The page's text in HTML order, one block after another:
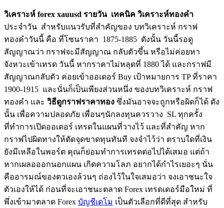
วิเคราะห์ forex xauusd รายวัน เทคนิค วิเคราะห์ทองคำ
ประจำวัน สำหรับแนวรับที่สำคัญของ บทวิเคราะห์ กราฟ
ทองคำวันนี้ คือ ที่โซนราคา 1875-1885 ดังนั้น วันนี้รอดู
สัญญาณว่า กราฟจะมีสัญญาณ กลับตัวขึ้น หรือไม่ค่อยหา
จังหวะเข้าเทรด วันนี้ หากราคาไม่หลุดที่ 1880 ได้ และกราฟมี
สัญญาณกลับตัว ค่อยเข้าออเดอร์ Buy เป้าหมายการ TP ที่ราคา
1900-1915 และนั่นก็เป็นเพียงส่วนหนึ่ง ของบทวิเคราะห์ กราฟ
ทองคำ และ วิธีดูกราฟราคาทอง ซึ่งมันอาจจะถูกหรือผิดก็ได้ ดัง
นั้น เพื่อความปลอดภัย เพื่อนๆนักลงทุนควรวาง SL ทุกครั้ง
ที่ทำการเปิดออเดอร์ เทรดในแผนที่วางไว้ และที่สำคัญ หาก
กราฟไปผิดทางให้ตัดจุดขาดทุนทันที จงจำไว้ว่า ตราบใดที่เงิน
ยังมีเหลือในพอร์ต คุณก็ย่อมทำการเทรดต่อไปได้เสมอ แต่ถ้า
หากเผลอออกนอกแผน เกิดความโลภ อยากได้กำไรเยอะๆ นั่น
คืออารมณ์ของตวเองล้วนๆ ถ่องไว้ในใจเสมอว่า จงเอาชนะใจ
ตัวเองให้ได้ ก่อนที่จะเอาชนะตลาด Forex เทรดเดอร์มือใหม่ ที่
พึ่งเข้ามาตลาด Forex บัญชีเดโม เป็นตัวเลือกที่ดีที่สุด สำหรับ